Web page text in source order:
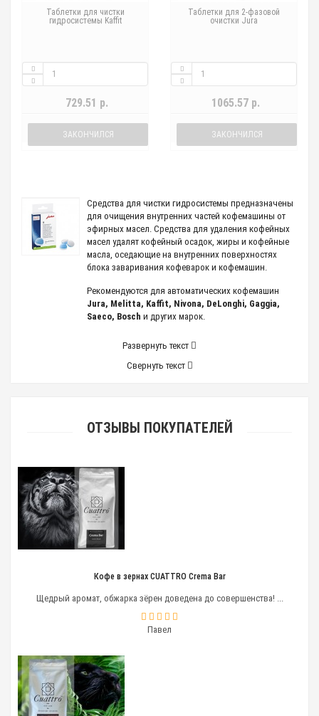
Таблетки для чистки
гидросистемы Kaffit
729.51 р.
ЗАКОНЧИЛСЯ
Таблетки для 2-фазовой
очистки Jura
1065.57 р.
ЗАКОНЧИЛСЯ
Средства для чистки гидросистемы предназначены
для очищения внутренних частей кофемашины от
эфирных масел. Средства для удаления кофейных
масел удалят кофейный осадок, жиры и кофейные
масла, оседающие на внутренних поверхностях
блока заваривания кофеварок и кофемашин.
Рекомендуются для автоматических кофемашин
Jura, Melitta, Kaffit, Nivona, DeLonghi, Gaggia,
Saeco, Bosch и других марок.
Развернуть текст
Свернуть текст
ОТЗЫВЫ ПОКУПАТЕЛЕЙ
Кофе в зернах CUATTRO Crema Bar
Щедрый аромат, обжарка зёрен доведена до совершенства! ...
Павел